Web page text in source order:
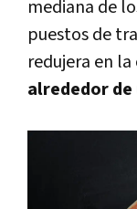
mediana de
puestos de
redujera en
alrededor